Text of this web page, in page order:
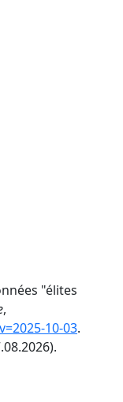
"élites
,
10-03.